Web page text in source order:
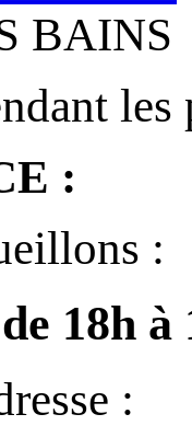
BAINS
les
:
:
18h à
: